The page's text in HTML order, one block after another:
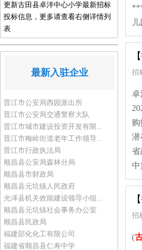
更新古田县卓洋中心小学最新招标
投标信息，更多请查看右侧详情列
表
最新入驻企业
晋江市公安局西园派出所
晋江市公安局交通警察大队
晋江市城市建设投资开发有限...
晋江市梅岭街道老年工作领导...
晋江市行政执法局
顺昌县公安局森林分局
顺昌县市财政局
顺昌县元坑镇人民政府
光泽县机关效能建设领导小组...
顺昌县元坑镇社会事务办公室
顺昌县民政局
福建邵化化工有限公司
福建省顺昌县仁寿中学
招
卓
潜
省
中)
招
(